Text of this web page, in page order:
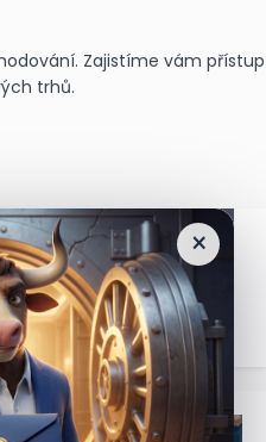
Zajistíme vám přístup
trhů.
×